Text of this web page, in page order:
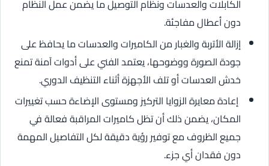
الكابلات والعدسات ونظام التوصيل ما يضمن عمل النظام
دون أعطال مفاجئة.
إزالة الأتربة والغبار من الكاميرات والعدسات ما يحافظ على
جودة الصورة ووضوحها، يعتمد الفني على أدوات آمنة تمنع
خدش العدسات أو تلف الأجهزة أثناء التنظيف الدوري.
إعادة معايرة الزوايا التركيز ومستوى الإضاءة حسب تغييرات
المكان، يضمن ذلك أن تظل كاميرات المراقبة فعالة في
جميع الظروف مع توفير رؤية دقيقة لكل التفاصيل المهمة
دون فقدان أي جزء.